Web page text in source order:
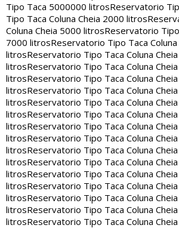
Tipo Taca 5000000 litrosReservatorio
Tipo Taca Coluna Cheia 2000 litros
Coluna Cheia 5000 litrosReservatorio
7000 litrosReservatorio Tipo Taca
litrosReservatorio Tipo Taca Coluna
litrosReservatorio Tipo Taca Coluna
litrosReservatorio Tipo Taca Coluna
litrosReservatorio Tipo Taca Coluna
litrosReservatorio Tipo Taca Coluna
litrosReservatorio Tipo Taca Coluna
litrosReservatorio Tipo Taca Coluna
litrosReservatorio Tipo Taca Coluna
litrosReservatorio Tipo Taca Coluna
litrosReservatorio Tipo Taca Coluna
litrosReservatorio Tipo Taca Coluna
litrosReservatorio Tipo Taca Coluna
litrosReservatorio Tipo Taca Coluna
litrosReservatorio Tipo Taca Coluna
litrosReservatorio Tipo Taca Coluna